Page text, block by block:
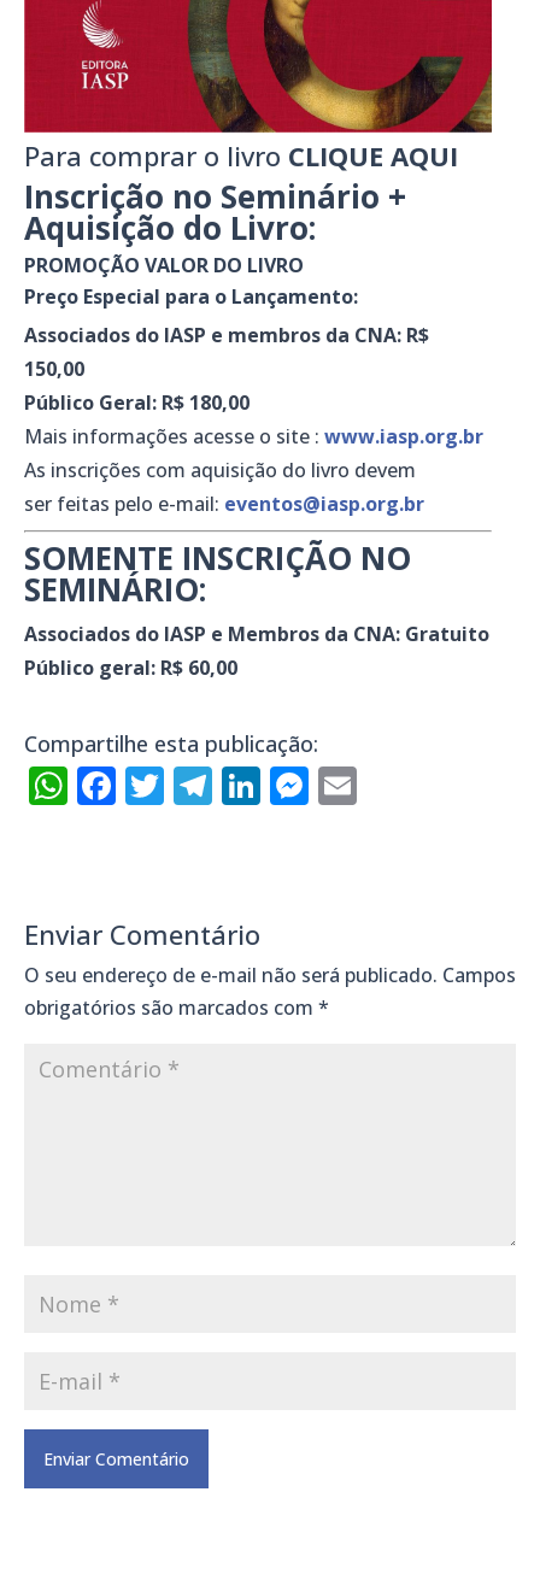
Para comprar o livro CLIQUE AQUI
Inscrição no Seminário +
Aquisição do Livro:
PROMOÇÃO VALOR DO LIVRO
Preço Especial para o Lançamento:
Associados do IASP e membros da CNA: R$
150,00
Público Geral: R$ 180,00
Mais informações acesse o site : www.iasp.org.br
As inscrições com aquisição do livro devem
ser feitas pelo e-mail: eventos@iasp.org.br
SOMENTE INSCRIÇÃO NO
SEMINÁRIO:
Associados do IASP e Membros da CNA: Gratuito
Público geral: R$ 60,00
Compartilhe esta publicação:
WhatsApp
Facebook
Twitter
Telegram
LinkedIn
Messenger
Enviar Comentário
O seu endereço de e-mail não será publicado. Campos
obrigatórios são marcados com *